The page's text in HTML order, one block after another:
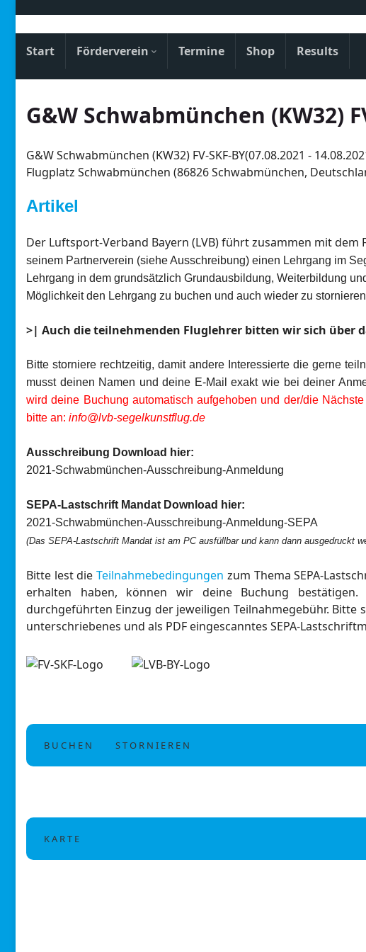
Start Förderverein Termine Shop Results
G&W Schwabmünchen (KW32)
G&W Schwabmünchen (KW32) FV-SKF-BY(07.08.2021 -
Flugplatz Schwabmünchen (86826 Schwabmünchen,
Artikel
Der Luftsport-Verband Bayern (LVB) führt zusammen mit dem
seinem Partnerverein (siehe Ausschreibung) einen Lehrgang im
Lehrgang in dem grundsätzlich Grundausbildung, Weiterbildung
Möglichkeit den Lehrgang zu buchen und auch wieder zu
>| Auch die teilnehmenden Fluglehrer bitten wir sich über
Bitte storniere rechtzeitig, damit andere Interessierte die gerne
musst deinen Namen und deine E-Mail exakt wie bei deiner
wird deine Buchung automatisch aufgehoben und der/die
bitte an: info@lvb-segelkunstflug.de
Ausschreibung Download hier:
2021-Schwabmünchen-Ausschreibung-Anmeldung
SEPA-Lastschrift Mandat Download hier:
2021-Schwabmünchen-Ausschreibung-Anmeldung-SEPA
(Das SEPA-Lastschrift Mandat ist am PC ausfüllbar und kann dann ausgedruckt
Bitte lest dieTeilnahmebedingungen zum Thema SEPA-
erhalten haben, können wir deine Buchung
durchgeführten Einzug der jeweiligen Teilnahmegebühr.
unterschriebenes und als PDF eingescanntes SEPA-
B U C H E N S T O R N I E R E N
K A R T E